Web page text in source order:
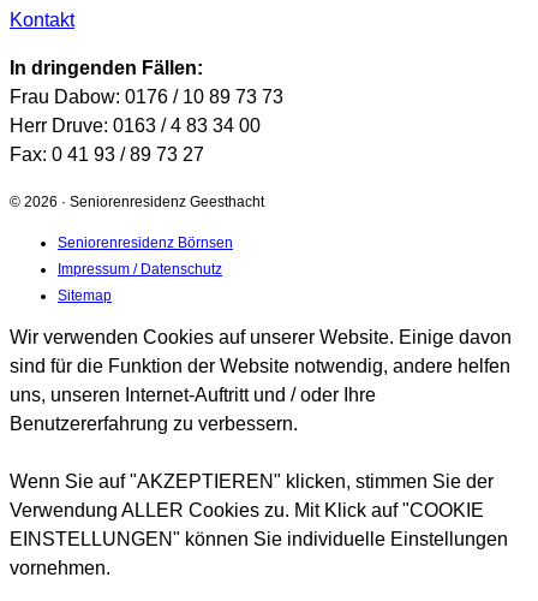
Kontakt
In dringenden Fällen:
Frau Dabow: 0176 / 10 89 73 73
Herr Druve: 0163 / 4 83 34 00
Fax: 0 41 93 / 89 73 27
© 2026 · Seniorenresidenz Geesthacht
Seniorenresidenz Börnsen
Impressum / Datenschutz
Sitemap
Wir verwenden Cookies auf unserer Website. Einige davon
sind für die Funktion der Website notwendig, andere helfen
uns, unseren Internet-Auftritt und / oder Ihre
Benutzererfahrung zu verbessern.
Wenn Sie auf "AKZEPTIEREN" klicken, stimmen Sie der
Verwendung ALLER Cookies zu. Mit Klick auf "COOKIE
EINSTELLUNGEN" können Sie individuelle Einstellungen
vornehmen.